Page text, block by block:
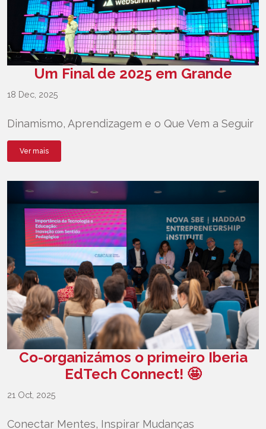
Um Final de 2025 em Grande
18 Dec, 2025
Dinamismo, Aprendizagem e o Que Vem a Seguir
Ver mais
Co-organizámos o primeiro Iberia
EdTech Connect! 🤩
21 Oct, 2025
Conectar Mentes, Inspirar Mudanças